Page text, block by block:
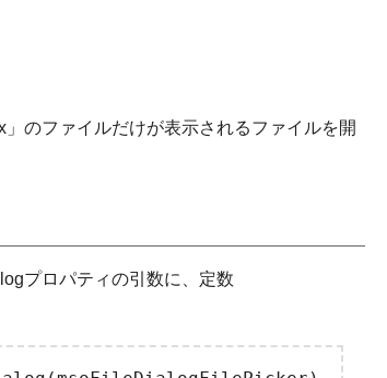
のファイルだけが表示されるファイルを開
プロパティの引数に、定数